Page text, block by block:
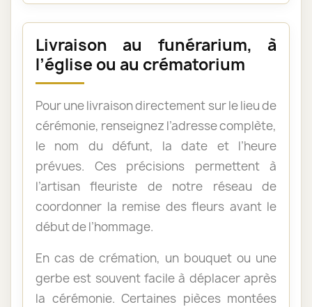
Livraison au funérarium, à
l’église ou au crématorium
Pour une livraison directement sur le lieu de
cérémonie, renseignez l’adresse complète,
le nom du défunt, la date et l’heure
prévues. Ces précisions permettent à
l’artisan fleuriste de notre réseau de
coordonner la remise des fleurs avant le
début de l’hommage.
En cas de crémation, un bouquet ou une
gerbe est souvent facile à déplacer après
la cérémonie. Certaines pièces montées